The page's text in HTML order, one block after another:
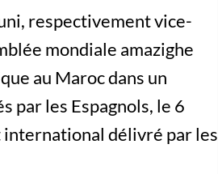
respectivement vice-
mondiale amazighe
au Maroc dans un
par les Espagnols, le 6
international délivré par les